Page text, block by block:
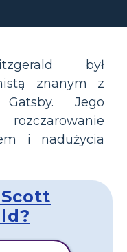
był
znanym z
Jego
i nadużycia
Scott